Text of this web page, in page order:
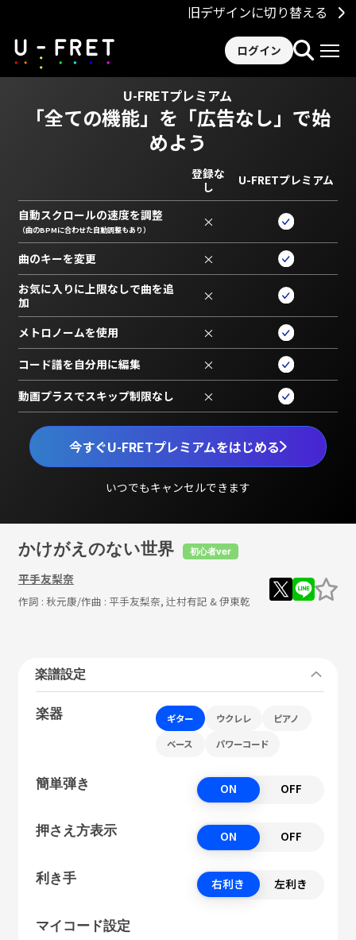
旧デザインに切り替える
ログイン
U-FRETプレミアム
「全ての機能」を 「広告なし」で始
めよう
今すぐU-FRETプレミアムをはじめる
いつでもキャンセルできます
登録な
し
U-FRETプレミアム
自動スクロールの速度を調整
（曲のBPMに合わせた自動調整もあり） ×
曲のキーを変更 ×
お気に入りに上限なしで曲を追
加
×
メトロノームを使用 ×
コード譜を自分用に編集 ×
動画プラスでスキップ制限なし ×
かけがえのない世界 初心者ver
平手友梨奈
作詞 : 秋元康/作曲 : 平手友梨奈, 辻村有記 & 伊東乾
楽譜設定
楽器 ギター ウクレレ ピアノ
ベース パワーコード
簡単弾き ON OFF
押さえ方表示 ON OFF
利き手 右利き 左利き
マイコード設定